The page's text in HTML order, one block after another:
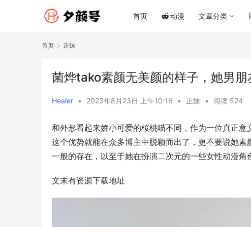
首页 动漫 文章分类
首页 正妹
菌烨tako素颜无美颜的样子，她男朋
Healer • 2023年8月23日 上午10:16 • 正妹 • 阅读 524
和外形看起来娇小可爱的桜桃喵不同，作为一位真正意
这个优势就能在众多博主中脱颖而出了，更不要说她
一般的存在，以至于她在扮演二次元的一些女性动漫角
文末有资源下载地址